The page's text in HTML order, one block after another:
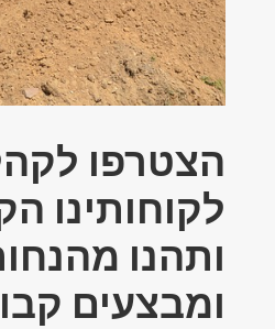
הצטרפו
לקוחותינו
ותהנו
ומבצעים